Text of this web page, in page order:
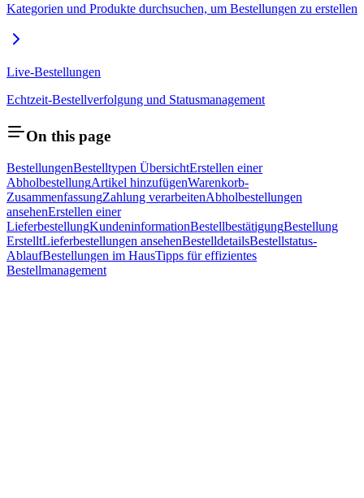
Kategorien und Produkte durchsuchen, um Bestellungen zu erstellen
Live-Bestellungen
Echtzeit-Bestellverfolgung und Statusmanagement
On this page
BestellungenBestelltypen ÜbersichtErstellen einer
AbholbestellungArtikel hinzufügenWarenkorb-
ZusammenfassungZahlung verarbeitenAbholbestellungen
ansehenErstellen einer
LieferbestellungKundeninformationBestellbestätigungBestellung
ErstelltLieferbestellungen ansehenBestelldetailsBestellstatus-
AblaufBestellungen im HausTipps für effizientes
Bestellmanagement